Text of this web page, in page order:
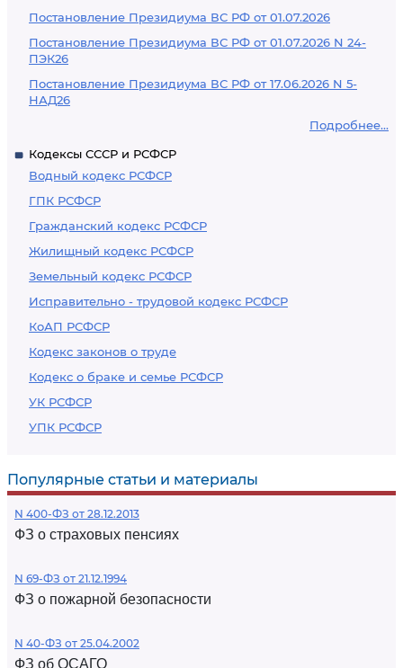
Постановление Президиума ВС РФ от 01.07.2026
Постановление Президиума ВС РФ от 01.07.2026 N 24-
ПЭК26
Постановление Президиума ВС РФ от 17.06.2026 N 5-
НАД26
Подробнее...
Кодексы СССР и РСФСР
Водный кодекс РСФСР
ГПК РСФСР
Гражданский кодекс РСФСР
Жилищный кодекс РСФСР
Земельный кодекс РСФСР
Исправительно - трудовой кодекс РСФСР
КоАП РСФСР
Кодекс законов о труде
Кодекс о браке и семье РСФСР
УК РСФСР
УПК РСФСР
Популярные статьи и материалы
N 400-ФЗ от 28.12.2013
ФЗ о страховых пенсиях
N 69-ФЗ от 21.12.1994
ФЗ о пожарной безопасности
N 40-ФЗ от 25.04.2002
ФЗ об ОСАГО